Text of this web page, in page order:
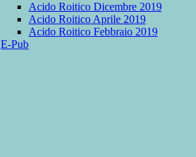
Acido Roitico Dicembre 2019
Acido Roitico Aprile 2019
Acido Roitico Febbraio 2019
E-Pub